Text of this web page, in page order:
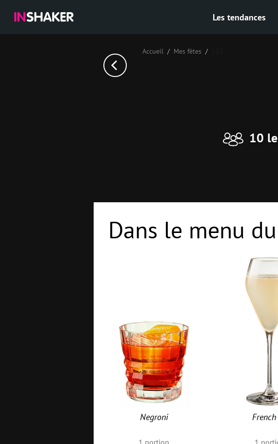
Les tendances
Accueil Mes fêtes
10
Dans le menu
Negroni
1 portion 1